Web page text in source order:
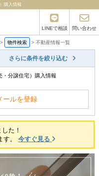
購入情報
LINEで相談 問い合わせ
> 物件検索 > 不動産情報一覧
さらに条件を絞り込む
・分譲住宅）購入情報
ールを登録
た！
す。 今すぐ見る